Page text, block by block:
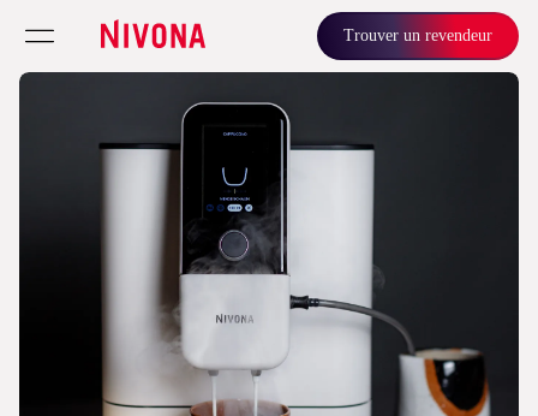
Trouver un revendeur